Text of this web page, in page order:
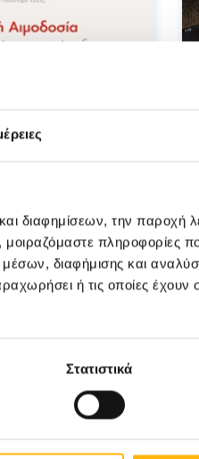
διαφημίσεων, την παροχή
μοιραζόμαστε πληροφορίες
διαφήμισης και
ή τις οποίες έχουν
Στατιστικά